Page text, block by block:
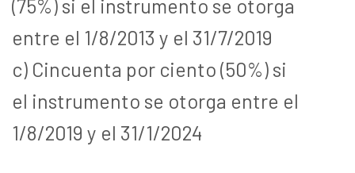
(75%) si el instrumento se otorga
entre el 1/8/2013 y el 31/7/2019
c) Cincuenta por ciento (50%) si
el instrumento se otorga entre el
1/8/2019 y el 31/1/2024